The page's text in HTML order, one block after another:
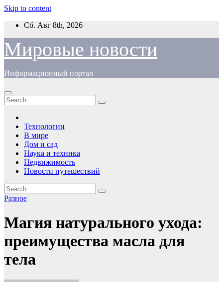
Skip to content
Сб. Авг 8th, 2026
Мировые новости
Информационный портал
Технологии
В мире
Дом и сад
Наука и техника
Недвижимость
Новости путешествий
Разное
Магия натурального ухода:
преимущества масла для
тела